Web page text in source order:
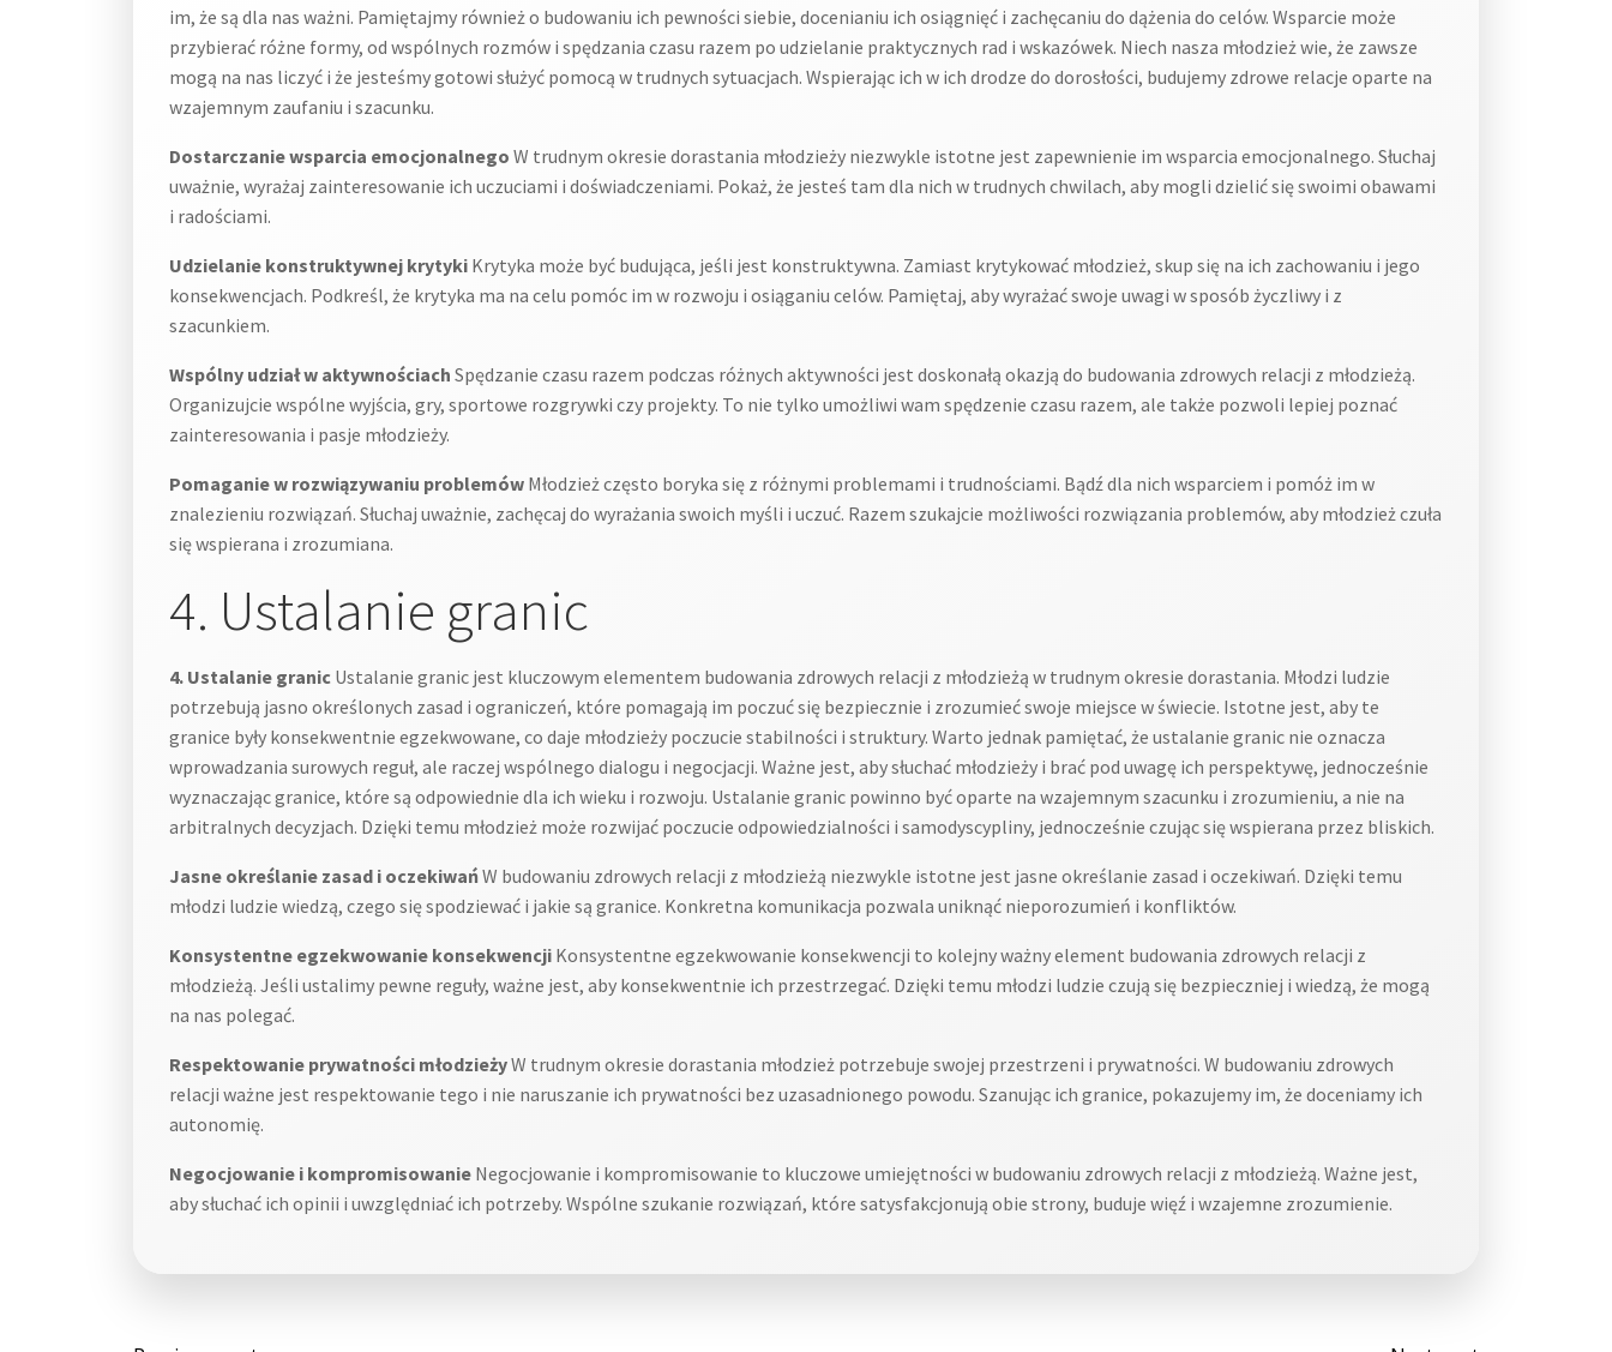
im, że są dla nas ważni. Pamiętajmy również o budowaniu ich pewności siebie, docenianiu ich osiągnięć i zachęcaniu do dążenia do celów. Wsparcie może
przybierać różne formy, od wspólnych rozmów i spędzania czasu razem po udzielanie praktycznych rad i wskazówek. Niech nasza młodzież wie, że zawsze
mogą na nas liczyć i że jesteśmy gotowi służyć pomocą w trudnych sytuacjach. Wspierając ich w ich drodze do dorosłości, budujemy zdrowe relacje oparte na
wzajemnym zaufaniu i szacunku.
Dostarczanie wsparcia emocjonalnego W trudnym okresie dorastania młodzieży niezwykle istotne jest zapewnienie im wsparcia emocjonalnego. Słuchaj
uważnie, wyrażaj zainteresowanie ich uczuciami i doświadczeniami. Pokaż, że jesteś tam dla nich w trudnych chwilach, aby mogli dzielić się swoimi obawami
i radościami.
Udzielanie konstruktywnej krytyki Krytyka może być budująca, jeśli jest konstruktywna. Zamiast krytykować młodzież, skup się na ich zachowaniu i jego
konsekwencjach. Podkreśl, że krytyka ma na celu pomóc im w rozwoju i osiąganiu celów. Pamiętaj, aby wyrażać swoje uwagi w sposób życzliwy i z
szacunkiem.
Wspólny udział w aktywnościach Spędzanie czasu razem podczas różnych aktywności jest doskonałą okazją do budowania zdrowych relacji z młodzieżą.
Organizujcie wspólne wyjścia, gry, sportowe rozgrywki czy projekty. To nie tylko umożliwi wam spędzenie czasu razem, ale także pozwoli lepiej poznać
zainteresowania i pasje młodzieży.
Pomaganie w rozwiązywaniu problemów Młodzież często boryka się z różnymi problemami i trudnościami. Bądź dla nich wsparciem i pomóż im w
znalezieniu rozwiązań. Słuchaj uważnie, zachęcaj do wyrażania swoich myśli i uczuć. Razem szukajcie możliwości rozwiązania problemów, aby młodzież czuła
się wspierana i zrozumiana.
4. Ustalanie granic
4. Ustalanie granic Ustalanie granic jest kluczowym elementem budowania zdrowych relacji z młodzieżą w trudnym okresie dorastania. Młodzi ludzie
potrzebują jasno określonych zasad i ograniczeń, które pomagają im poczuć się bezpiecznie i zrozumieć swoje miejsce w świecie. Istotne jest, aby te
granice były konsekwentnie egzekwowane, co daje młodzieży poczucie stabilności i struktury. Warto jednak pamiętać, że ustalanie granic nie oznacza
wprowadzania surowych reguł, ale raczej wspólnego dialogu i negocjacji. Ważne jest, aby słuchać młodzieży i brać pod uwagę ich perspektywę, jednocześnie
wyznaczając granice, które są odpowiednie dla ich wieku i rozwoju. Ustalanie granic powinno być oparte na wzajemnym szacunku i zrozumieniu, a nie na
arbitralnych decyzjach. Dzięki temu młodzież może rozwijać poczucie odpowiedzialności i samodyscypliny, jednocześnie czując się wspierana przez bliskich.
Jasne określanie zasad i oczekiwańW budowaniu zdrowych relacji z młodzieżą niezwykle istotne jest jasne określanie zasad i oczekiwań. Dzięki temu
młodzi ludzie wiedzą, czego się spodziewać i jakie są granice. Konkretna komunikacja pozwala uniknąć nieporozumień i konfliktów.
Konsystentne egzekwowanie konsekwencji Konsystentne egzekwowanie konsekwencji to kolejny ważny element budowania zdrowych relacji z
młodzieżą. Jeśli ustalimy pewne reguły, ważne jest, aby konsekwentnie ich przestrzegać. Dzięki temu młodzi ludzie czują się bezpieczniej i wiedzą, że mogą
na nas polegać.
Respektowanie prywatności młodzieżyW trudnym okresie dorastania młodzież potrzebuje swojej przestrzeni i prywatności. W budowaniu zdrowych
relacji ważne jest respektowanie tego i nie naruszanie ich prywatności bez uzasadnionego powodu. Szanując ich granice, pokazujemy im, że doceniamy ich
autonomię.
Negocjowanie i kompromisowanie Negocjowanie i kompromisowanie to kluczowe umiejętności w budowaniu zdrowych relacji z młodzieżą. Ważne jest,
aby słuchać ich opinii i uwzględniać ich potrzeby. Wspólne szukanie rozwiązań, które satysfakcjonują obie strony, buduje więź i wzajemne zrozumienie.